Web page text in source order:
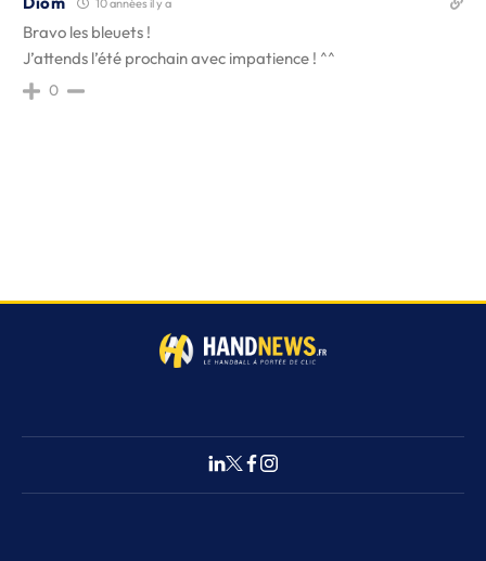
10 années il y a
Bravo les bleuets !
J’attends l’été prochain avec impatience ! ^^
0